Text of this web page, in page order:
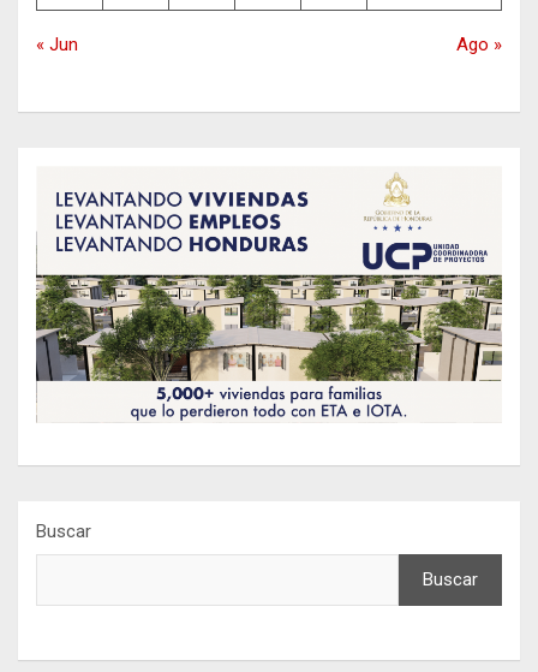
« Jun Ago »
Buscar
Buscar